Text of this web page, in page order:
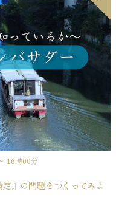
16時00分
』の問題をつくってみよ